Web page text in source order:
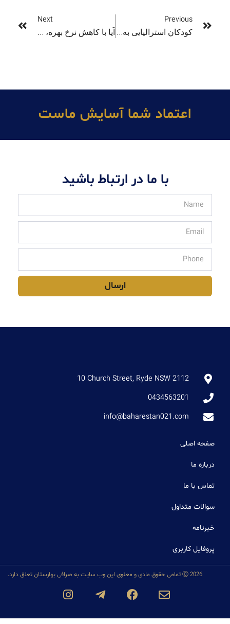
Previous
کودکان استرالیایی به‌راحتی محدودیت‌های سنی شبکه‌های اجتماعی را دور می‌زنند
Next
آیا با کاهش نرخ بهره، اجاره‌بها خانه هم کم می‌شود؟
اعتماد شما آسايش ماست
با ما در ارتباط باشید
ارسال
10 Church Street, Ryde NSW 2112
0434563201
info@baharestan021.com
صفحه اصلی
درباره ما
تماس با ما
سوالات متداول
خبرنامه
پروفایل کاربری
Ⓒ 2026 تمامی حقوق مادی و معنوی این وب سایت به صرافی بهارستان تعلق دارد.